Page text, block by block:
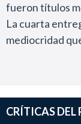
fueron títulos
La cuarta
mediocridad
idea.
CRÍTICAS DEL